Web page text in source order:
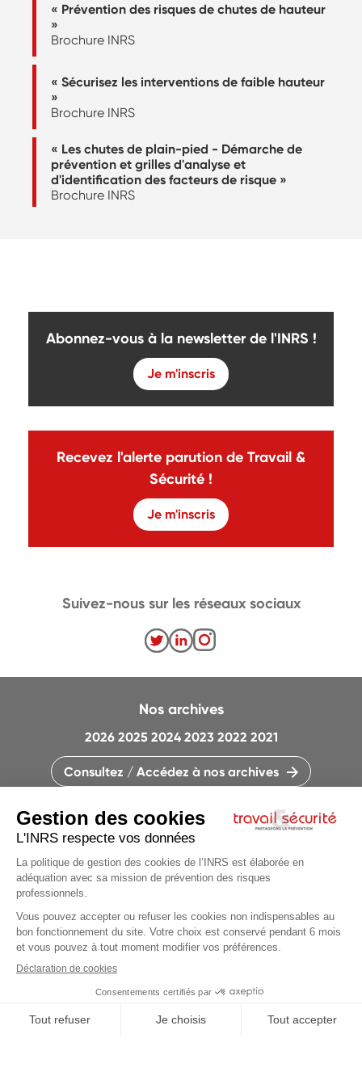
Articles du
« Prévention des risques de chutes de hauteur
»
Brochure INRS
« Sécurisez les interventions de faible hauteur
»
Brochure INRS
« Les chutes de plain-pied - Démarche de
prévention et grilles d'analyse et
d'identification des facteurs de risque »
Brochure INRS
Abonnez-vous à la newsletter de l'INRS !
Je m'inscris
Recevez l'alerte parution de Travail &
Sécurité !
Je m'inscris
CONTACTEZ LA RÉDACTION
QUI SOMMES-NOUS ?
PLAN DU SITE
PARAMÈTRES DES COOKIES
CHARTE DES COOKIES ET TRACEURS
Nos archives
2026 2025 2024 2023 2022 2021
Consultez / Accédez à nos archives
Suivez-nous sur les réseaux sociaux